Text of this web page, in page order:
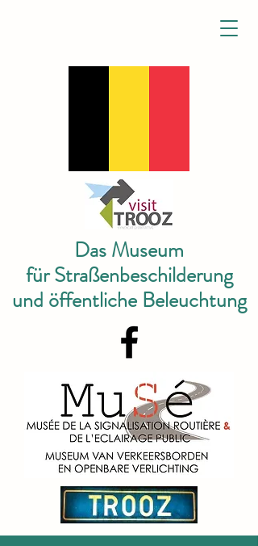
Das Museum
für Straßenbeschilderung
und öffentliche Beleuchtung